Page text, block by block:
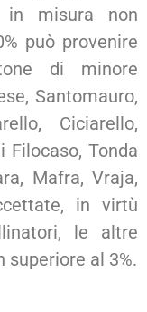
in misura non
può provenire
di minore
Santomauro,
Ciciarello,
Filocaso, Tonda
Mafra, Vraja,
in virtù
le altre
superiore al 3%.